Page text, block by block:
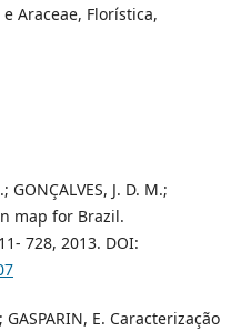
Araceae, Florística,
GONÇALVES, J. D. M.;
map for Brazil.
728, 2013. DOI:
GASPARIN, E. Caracterização